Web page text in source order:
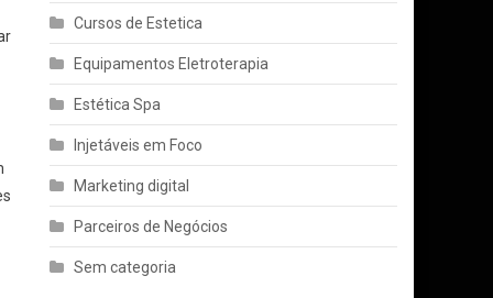
Cursos de Estetica
Equipamentos Eletroterapia
Estética Spa
Injetáveis em Foco
Marketing digital
Parceiros de Negócios
Sem categoria